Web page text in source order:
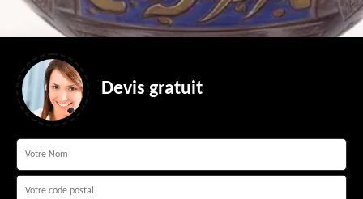
Devis gratuit